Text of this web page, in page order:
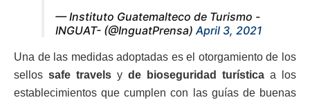
— Instituto Guatemalteco de Turismo -
INGUAT- (@InguatPrensa)April 3, 2021
Una de las medidas adoptadas es el otorgamiento de los
sellos safe travels y de bioseguridad turística a los
establecimientos que cumplen con las guías de buenas